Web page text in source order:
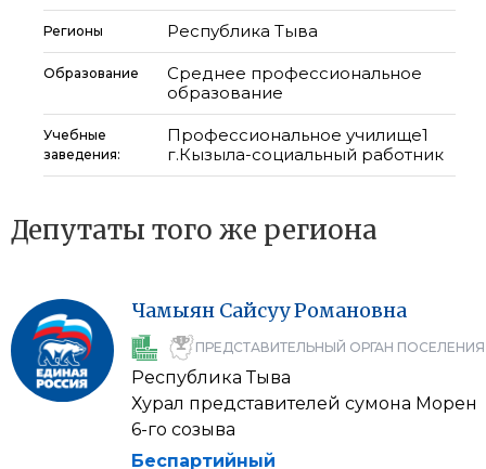
Регионы Республика Тыва
Образование
Среднее профессиональное
образование
Учебные
заведения:
Профессиональное училище1
г.Кызыла-социальный работник
Депутаты того же региона
Чамыян СайсууРомановна
ПРЕДСТАВИТЕЛЬНЫЙ ОРГАН ПОСЕЛЕНИЯ
Республика Тыва
Хурал представителей сумона Морен
6-го созыва
Беспартийный